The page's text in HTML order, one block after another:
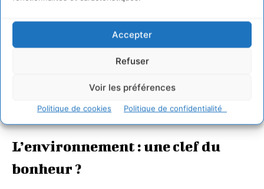
Accepter
Refuser
Voir les préférences
Politique de cookies Politique de confidentialité
et fait en sorte d’adapter le questionnaire au cadre
réunionnais, en ôtant par exemple, les interrogations liées
au contexte bouddhiste bhoutanais, mais en ajoutant, à
l’inverse, des questions sur l’impact de certains fléaux
réunionnais, comme les cyclones présents du fait du
climat tropical ou les embouteillages, omniprésents du
fait de la quasi-absence de transports en commun sur l’île.
L’environnement : une clef du
bonheur ?